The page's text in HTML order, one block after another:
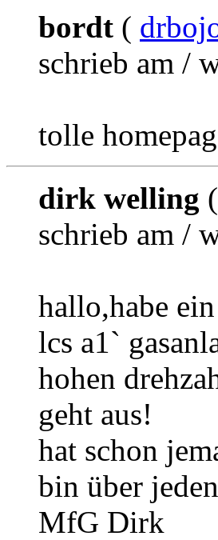
bordt (
schrieb am /
tolle
dirk welling (
schrieb am /
hallo,habe
lcs a1`
hohen
geht aus!
hat schon
bin über
MfG Dirk